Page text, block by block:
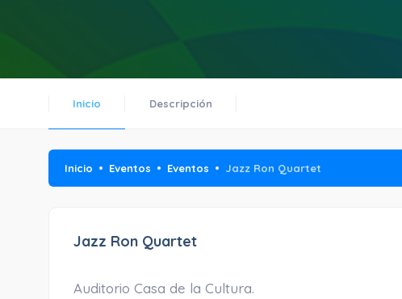
Inicio Descripción
Inicio Eventos Eventos Jazz Ron Quartet
Jazz Ron Quartet
Auditorio Casa de la Cultura.